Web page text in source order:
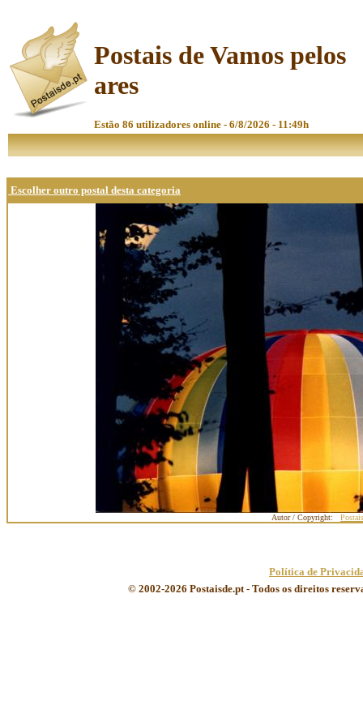
Postais de Vamos pelos
ares
Estão 86 utilizadores online - 6/8/2026 - 11:49h
Escolher outro postal desta categoria
Autor / Copyright:
Política de
© 2002-2026 Postaisde.pt - Todos os direitos